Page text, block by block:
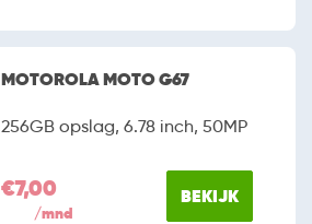
MOTOROLA MOTO G67
256GB opslag, 6.78 inch, 50MP
€7,00
/mnd
BEKIJK